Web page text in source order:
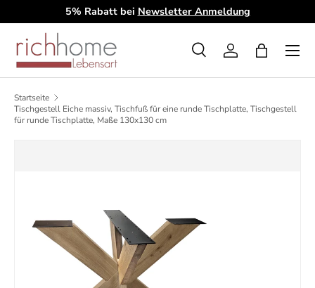
Direkt zum Inhalt
5% Rabatt bei Newsletter Anmeldung
Suchen
Art
SucheEinloggen
Menü
Startseite
Tischgestell Eiche massiv, Tischfuß für eine runde Tischplatte, Tischgestell
für runde Tischplatte, Maße 130x130 cm